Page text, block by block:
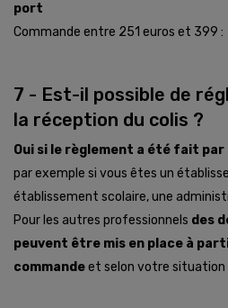
port
Commande entre 251 euros et 399 :
7 - Est-il possible de
la réception du colis ?
Oui si le règlement a été fait
par exemple si vous êtes un
établissement scolaire, une
Pour les autres professionnels des
peuvent être mis en place à
commandeet selon votre situation